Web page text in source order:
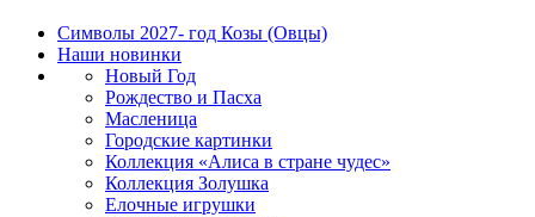
Символы 2027- год Козы (Овцы)
Наши новинки
Новый Год
Рождество и Пасха
Масленица
Городские картинки
Коллекция «Алиса в стране чудес»
Коллекция Золушка
Елочные игрушки